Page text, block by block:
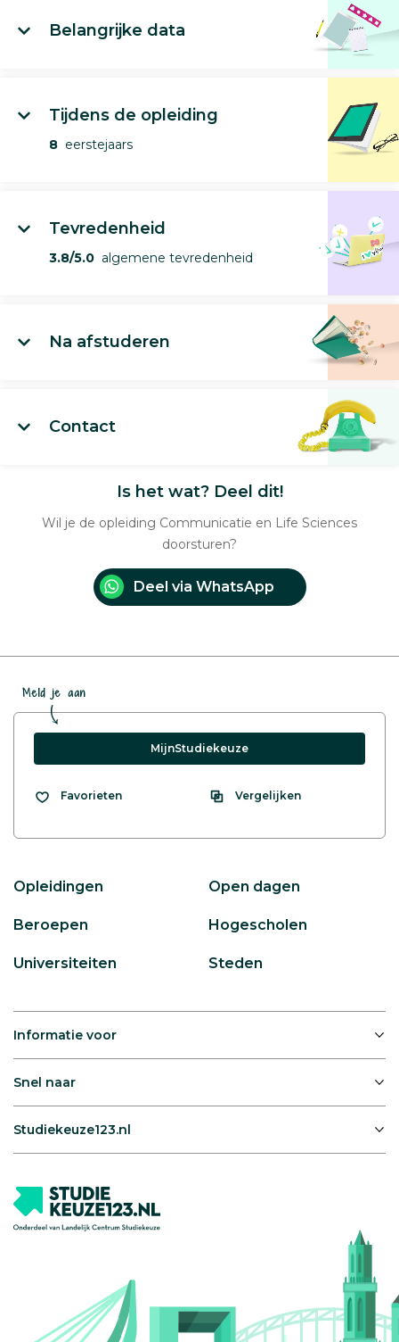
Belangrijke data
Tijdens de opleiding
8 eerstejaars
Tevredenheid
3.8/5.0 algemene tevredenheid
Na afstuderen
Contact
Is het wat? Deel dit!
Wil je de opleiding Communicatie en Life Sciences
doorsturen?
Deel via WhatsApp
Meld je aan
MijnStudiekeuze
Favorieten Vergelijken
Opleidingen Open dagen
Beroepen Hogescholen
Universiteiten Steden
Informatie voor
Snel naar
Studiekeuze123.nl